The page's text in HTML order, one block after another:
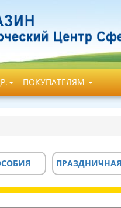
ПОКУПАТЕЛЯМ